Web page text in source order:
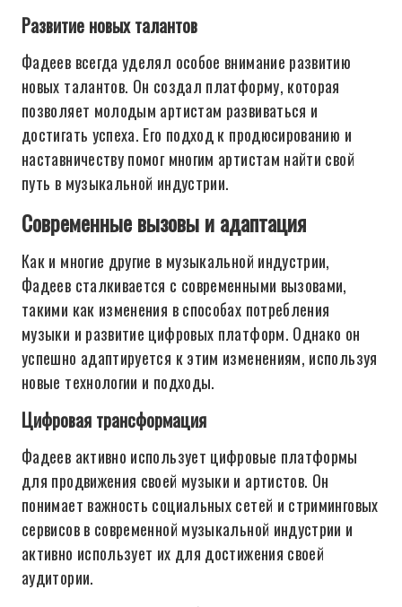
Развитие новых талантов
Фадеев всегда уделял особое внимание развитию
новых талантов. Он создал платформу, которая
позволяет молодым артистам развиваться и
достигать успеха. Его подход к продюсированию и
наставничеству помог многим артистам найти свой
путь в музыкальной индустрии.
Современные вызовы и адаптация
Как и многие другие в музыкальной индустрии,
Фадеев сталкивается с современными вызовами,
такими как изменения в способах потребления
музыки и развитие цифровых платформ. Однако он
успешно адаптируется к этим изменениям, используя
новые технологии и подходы.
Цифровая трансформация
Фадеев активно использует цифровые платформы
для продвижения своей музыки и артистов. Он
понимает важность социальных сетей и стриминговых
сервисов в современной музыкальной индустрии и
активно использует их для достижения своей
аудитории.